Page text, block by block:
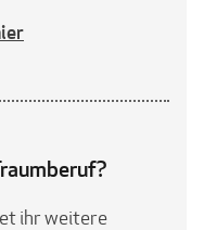
ihr weitere